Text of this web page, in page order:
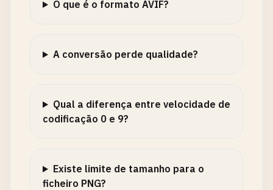
O que é o formato AVIF?
A conversão perde qualidade?
Qual a diferença entre velocidade de
codificação 0 e 9?
Existe limite de tamanho para o
ficheiro PNG?